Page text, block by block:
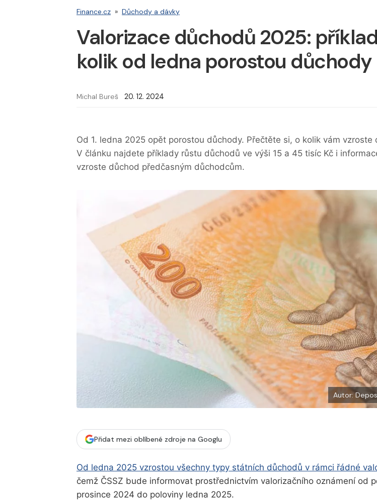
Finance.cz » Důchody a dávky
Valorizace důchodů 2025:
kolik od ledna porostou důchody
Michal Bureš 20. 12. 2024
Od 1. ledna 2025 opět porostou důchody. Přečtěte si, o kolik vám vzroste
V článku najdete příklady růstu důchodů ve výši 15 a 45 tisíc Kč i
vzroste důchod předčasným důchodcům.
Autor:
Přidat mezi oblíbené zdroje na Googlu
Od ledna 2025 vzrostou všechny typy státních důchodů v rámci řádné
čemž ČSSZ bude informovat prostřednictvím valorizačního oznámení od
prosince 2024 do poloviny ledna 2025.